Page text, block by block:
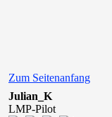
Zum Seitenanfang
Julian_K
LMP-Pilot